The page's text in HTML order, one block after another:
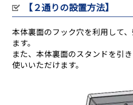
【２通りの設置方法】
本体裏面のフック穴を利用して
ます。
また、本体裏面のスタンドを引
使いいただけます。